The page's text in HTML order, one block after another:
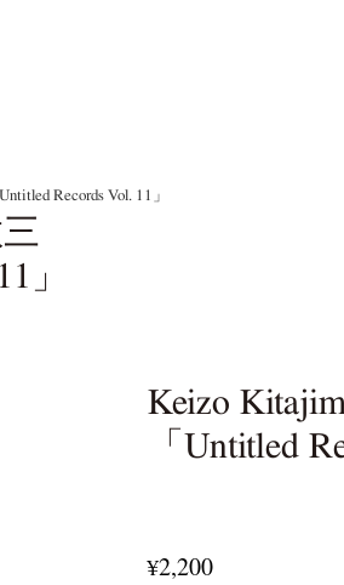
Records Vol. 11」
」
Keizo
「Untitled
¥2,200